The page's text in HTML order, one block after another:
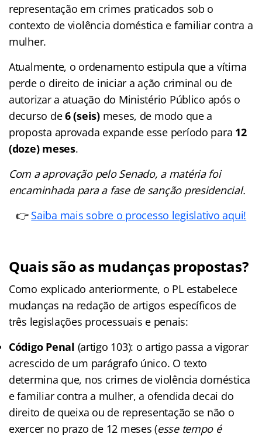
representação em crimes praticados sob o
contexto de violência doméstica e familiar contra a
mulher.
Atualmente, o ordenamento estipula que a vítima
perde o direito de iniciar a ação criminal ou de
autorizar a atuação do Ministério Público após o
decurso de6 (seis) meses, de modo que a
proposta aprovada expande esse período para 12
(doze) meses.
Com a aprovação pelo Senado, a matéria foi
encaminhada para a fase de sanção presidencial.
👉 Saiba mais sobre o processo legislativo aqui!
Quais são as mudanças propostas?
Como explicado anteriormente, o PL estabelece
mudanças na redação de artigos específicos de
três legislações processuais e penais:
Código Penal (artigo 103): o artigo passa a vigorar
acrescido de um parágrafo único. O texto
determina que, nos crimes de violência doméstica
e familiar contra a mulher, a ofendida decai do
direito de queixa ou de representação se não o
exercer no prazo de 12 meses (esse tempo é